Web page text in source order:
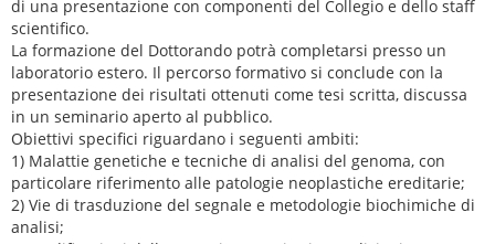
di una presentazione con componenti del Collegio e dello staff
scientifico.
La formazione del Dottorando potrà completarsi presso un
laboratorio estero. Il percorso formativo si conclude con la
presentazione dei risultati ottenuti come tesi scritta, discussa
in un seminario aperto al pubblico.
Obiettivi specifici riguardano i seguenti ambiti:
1) Malattie genetiche e tecniche di analisi del genoma, con
particolare riferimento alle patologie neoplastiche ereditarie;
2) Vie di trasduzione del segnale e metodologie biochimiche di
analisi;